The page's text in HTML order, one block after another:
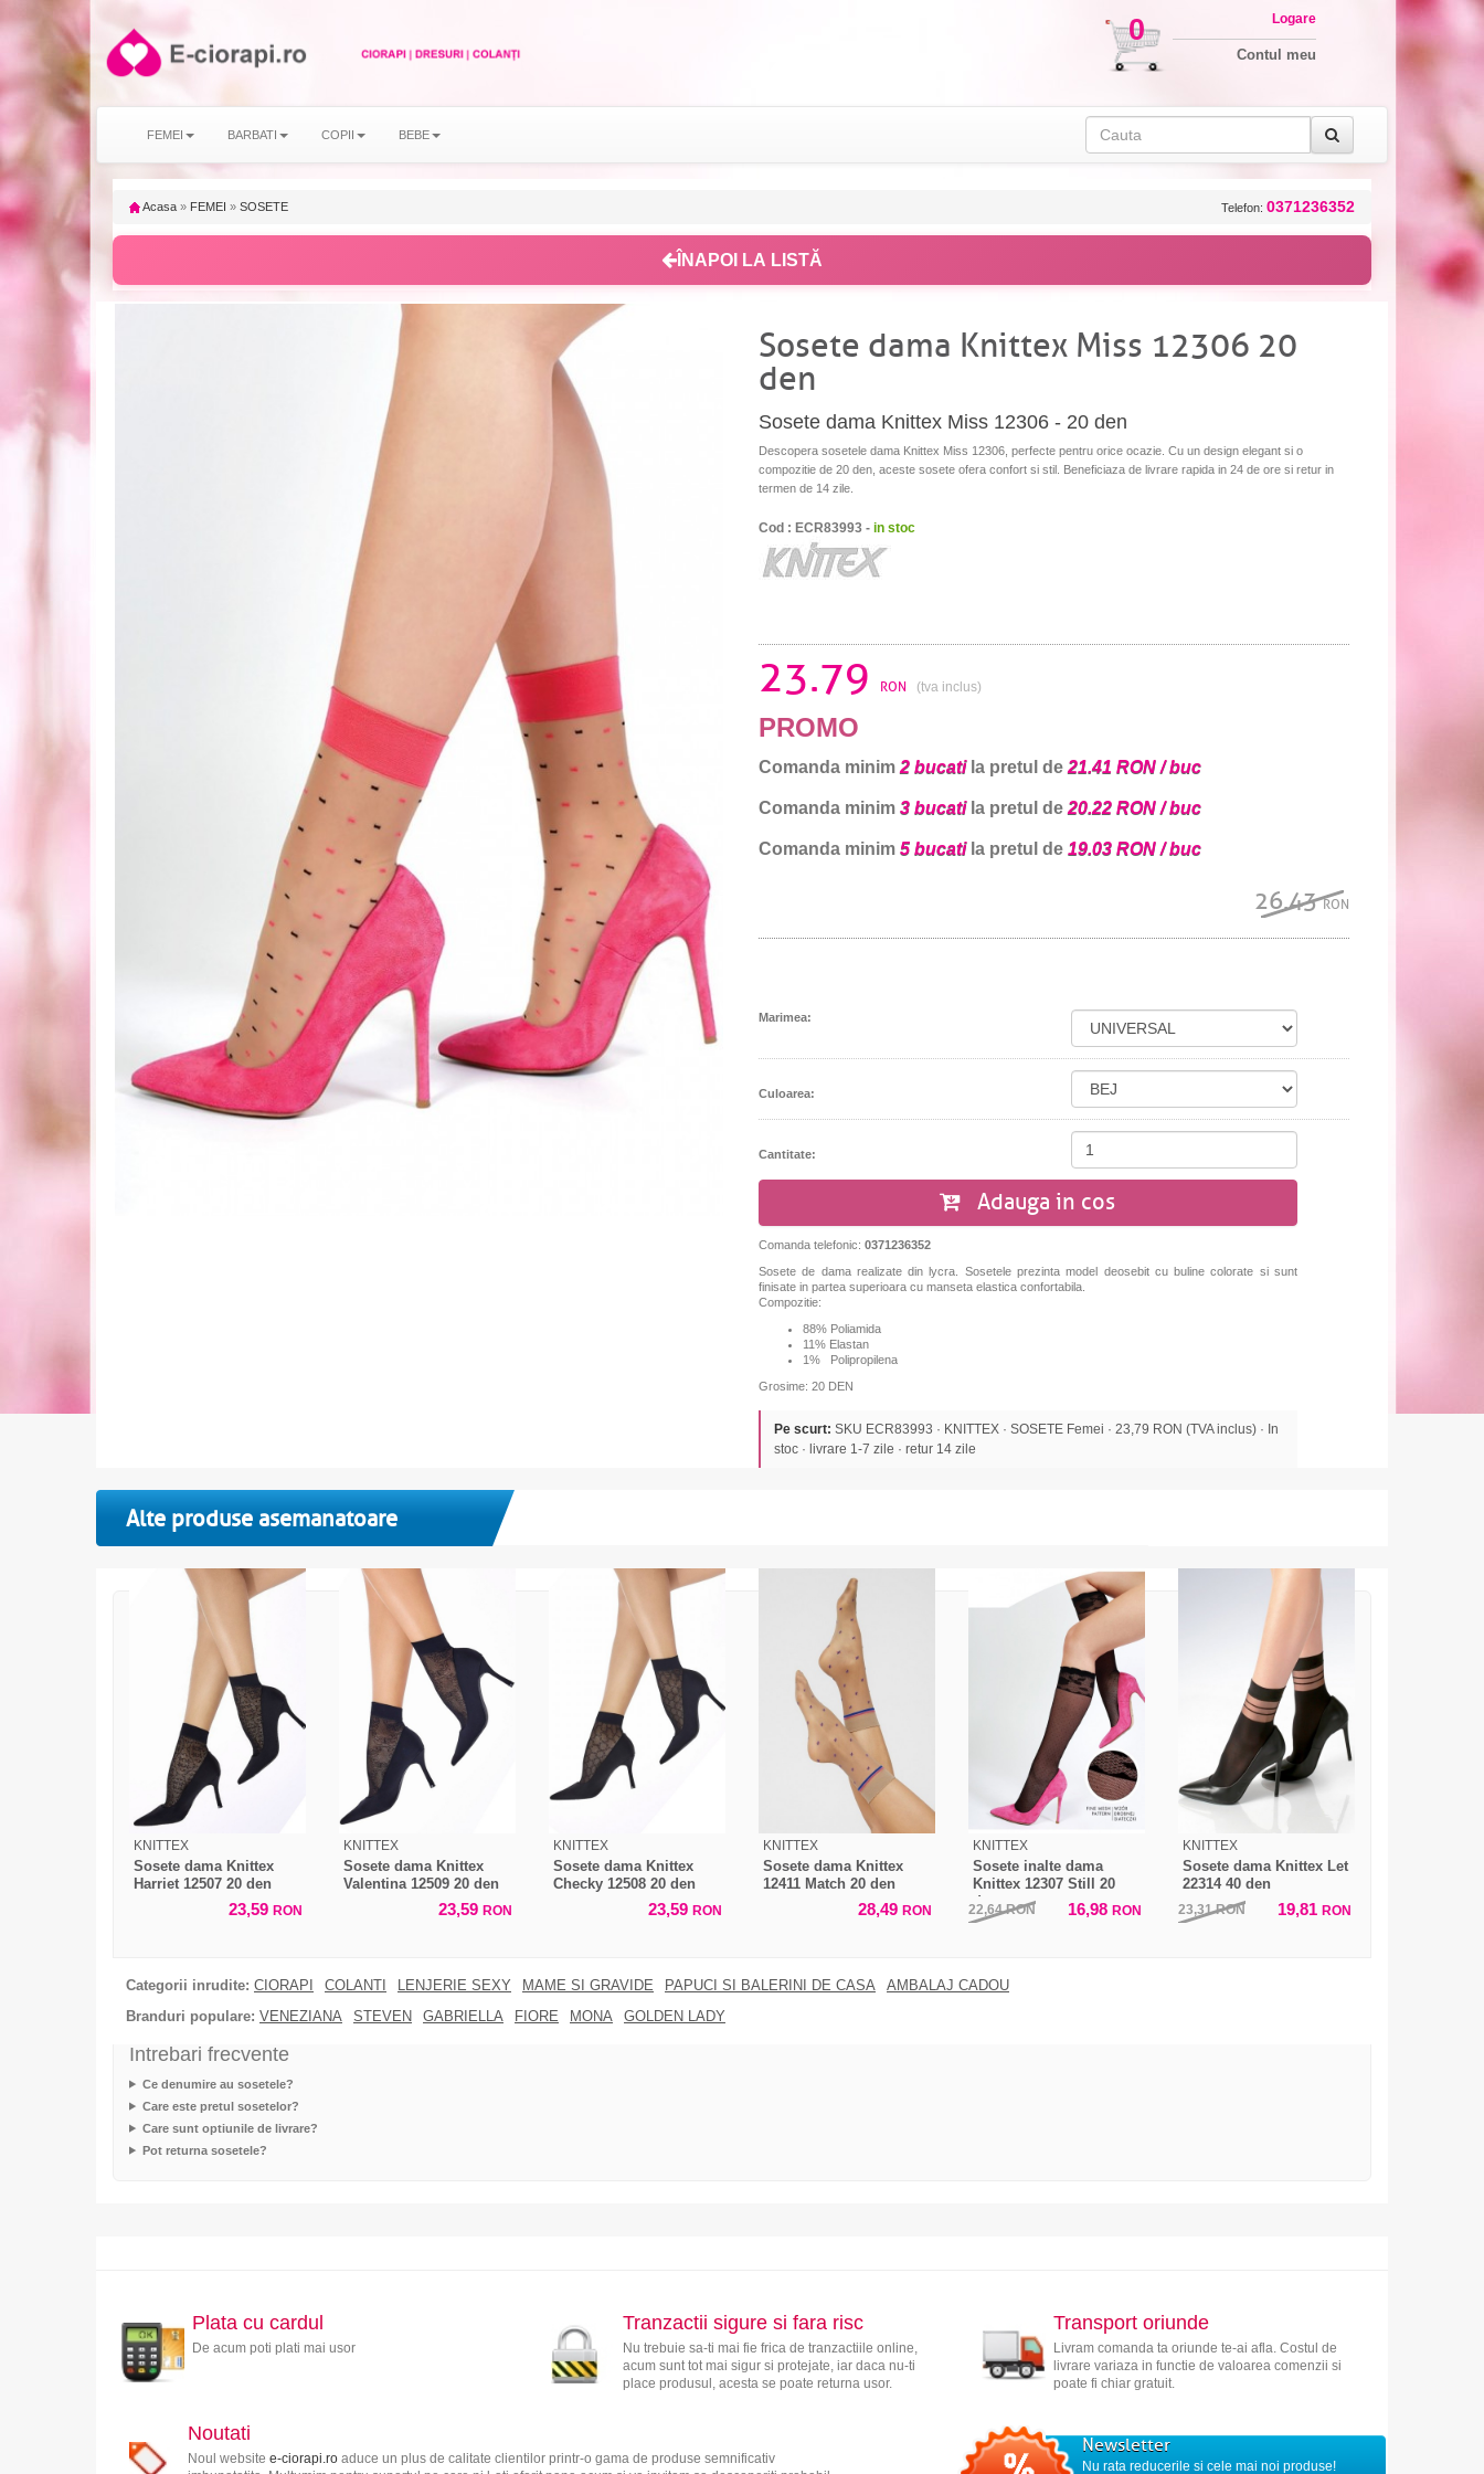
0 Logare
Contul meu
FEMEI BARBATI COPII BEBE
Acasa » FEMEI » SOSETE Telefon: 0371236352
ÎNAPOI LA LISTĂ
Sosete dama Knittex Miss 12306 20
den
Sosete dama Knittex Miss 12306 - 20 den
Descopera sosetele dama Knittex Miss 12306, perfecte pentru orice ocazie. Cu un design elegant si o
compozitie de 20 den, aceste sosete ofera confort si stil. Beneficiaza de livrare rapida in 24 de ore si retur in
termen de 14 zile.
Cod : ECR83993 - in stoc
23.79 RON (tva inclus)
PROMO
Comanda minim 2 bucatila pretul de 21.41 RON / buc
Comanda minim 3 bucatila pretul de 20.22 RON / buc
Comanda minim 5 bucatila pretul de 19.03 RON / buc
26.43RON
Marimea:
Culoarea:
Cantitate:
Adauga in cos
Comanda telefonic: 0371236352
Sosete de dama realizate din lycra. Sosetele prezinta model deosebit cu buline colorate si sunt
finisate in partea superioara cu manseta elastica confortabila.
Compozitie:
88% Poliamida
11% Elastan
1% Polipropilena
Grosime: 20 DEN
Pe scurt: SKU ECR83993 · KNITTEX · SOSETE Femei · 23,79 RON (TVA inclus) · In
stoc · livrare 1-7 zile · retur 14 zile
Alte produse asemanatoare
KNITTEX
Sosete dama Knittex
Harriet 12507 20 den
23,59 RON
KNITTEX
Sosete dama Knittex
Valentina 12509 20 den
23,59 RON
KNITTEX
Sosete dama Knittex
Checky 12508 20 den
23,59 RON
KNITTEX
Sosete dama Knittex
12411 Match 20 den
28,49 RON
KNITTEX
Sosete inalte dama
Knittex 12307 Still 20
den
22,64RON 16,98 RON
KNITTEX
Sosete dama Knittex Let
22314 40 den
23,31RON 19,81 RON
Categorii inrudite: CIORAPI COLANTI LENJERIE SEXY MAME SI GRAVIDE PAPUCI SI BALERINI DE CASA
AMBALAJ CADOU
Branduri populare: VENEZIANA STEVEN GABRIELLA FIORE MONA GOLDEN LADY
Intrebari frecvente
Ce denumire au sosetele?
Care este pretul sosetelor?
Care sunt optiunile de livrare?
Pot returna sosetele?
Plata cu cardul
De acum poti plati mai usor
Tranzactii sigure si fara risc
Nu trebuie sa-ti mai fie frica de tranzactiile online,
acum sunt tot mai sigur si protejate, iar daca nu-ti
place produsul, acesta se poate returna usor.
Transport oriunde
Livram comanda ta oriunde te-ai afla. Costul de
livrare variaza in functie de valoarea comenzii si
poate fi chiar gratuit.
Noutati
Noul website e-ciorapi.roaduce un plus de calitate clientilor printr-o gama de produse semnificativ
Newsletter
Nu rata reducerile si cele mai noi produse!